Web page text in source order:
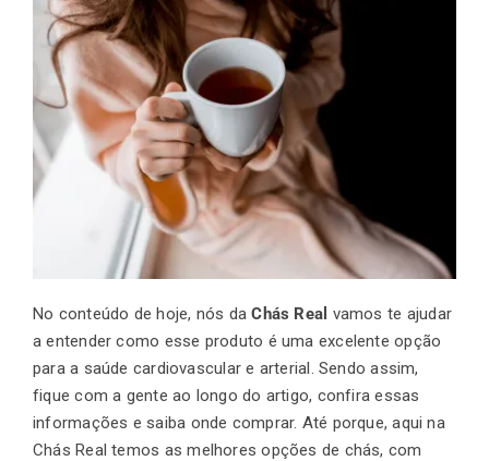
Exportação
Blog
Contato
No conteúdo de hoje, nós daChás Real vamos te ajudar
a entender como esse produto é uma excelente opção
para a saúde cardiovascular e arterial. Sendo assim,
fique com a gente ao longo do artigo, confira essas
informações e saiba onde comprar. Até porque, aqui na
Chás Real temos as melhores opções de chás, com